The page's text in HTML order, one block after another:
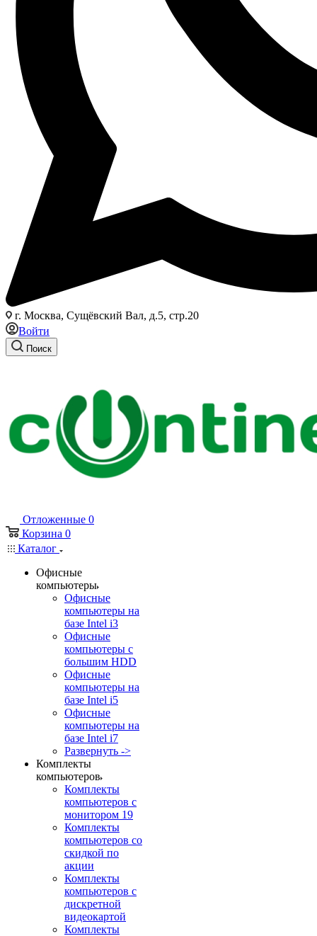
г. Москва, Сущёвский Вал, д.5, стр.20
Войти
Поиск
Отложенные 0
Корзина 0
Каталог
Офисные
компьютеры
Офисные
компьютеры на
базе Intel i3
Офисные
компьютеры с
большим HDD
Офисные
компьютеры на
базе Intel i5
Офисные
компьютеры на
базе Intel i7
Развернуть ->
Комплекты
компьютеров
Комплекты
компьютеров с
монитором 19
Комплекты
компьютеров со
скидкой по
акции
Комплекты
компьютеров с
дискретной
видеокартой
Комплекты